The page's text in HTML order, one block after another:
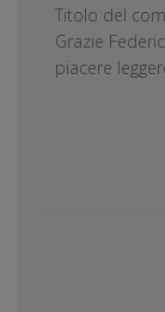
Commenti
Titolo del
Grazie
piacere